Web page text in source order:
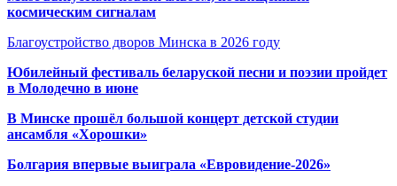
космическим сигналам
Благоустройство дворов Минска в 2026 году
Юбилейный фестиваль беларуской песни и поэзии пройдет
в Молодечно в июне
В Минске прошёл большой концерт детской студии
ансамбля «Хорошки»
Болгария впервые выиграла «Евровидение-2026»